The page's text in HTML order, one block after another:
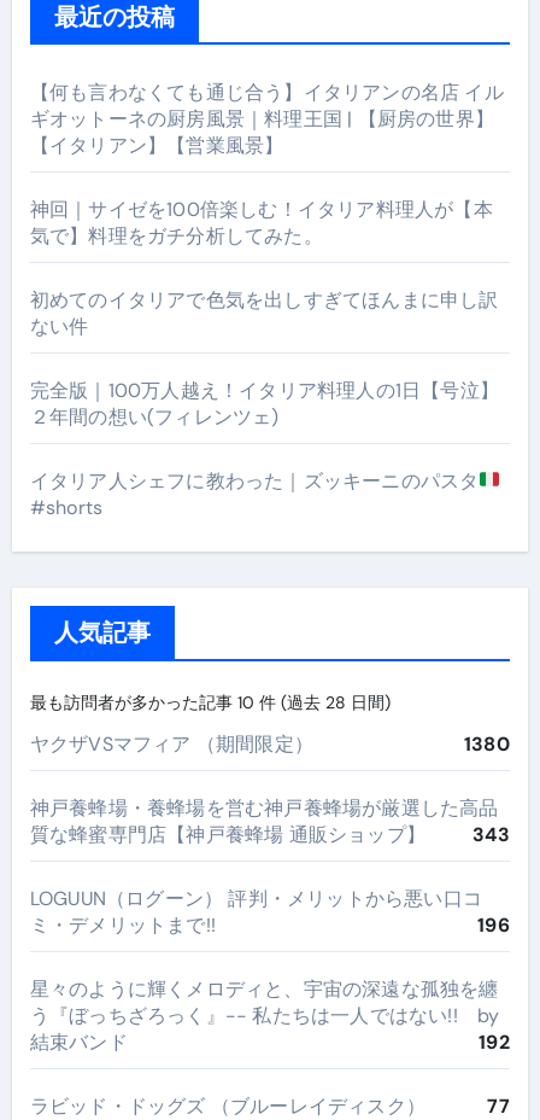
最近の投稿
【何も言わなくても通じ合う】イタリアンの名店 イル
ギオットーネの厨房風景｜料理王国 | 【厨房の世界】
【イタリアン】【営業風景】
神回｜サイゼを100倍楽しむ！イタリア料理人が【本
気で】料理をガチ分析してみた。
初めてのイタリアで色気を出しすぎてほんまに申し訳
ない件
完全版｜100万人越え！イタリア料理人の1日【号泣】
２年間の想い(フィレンツェ)
イタリア人シェフに教わった｜ズッキーニのパスタ
#shorts
人気記事
最も訪問者が多かった記事 10 件 (過去 28 日間)
ヤクザVSマフィア （期間限定） 1380
神戸養蜂場・養蜂場を営む神戸養蜂場が厳選した高品
質な蜂蜜専門店【神戸養蜂場 通販ショップ】
343
LOGUUN（ログーン） 評判・メリットから悪い口コ
ミ・デメリットまで!!
196
星々のように輝くメロディと、宇宙の深遠な孤独を纏
う『ぼっちざろっく』-- 私たちは一人ではない!! by
結束バンド
192
ラビッド・ドッグズ （ブルーレイディスク） 77